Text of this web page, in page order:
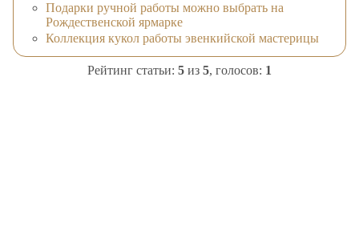
Подарки ручной работы можно выбрать на
Рождественской ярмарке
Коллекция кукол работы эвенкийской мастерицы
Рейтинг статьи: 5 из 5, голосов: 1